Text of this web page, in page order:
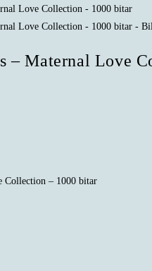
– Maternal Love
Collection – 1000 bitar